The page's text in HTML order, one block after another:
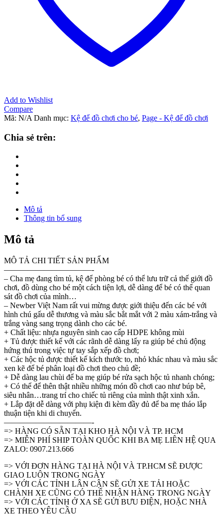
Add to Wishlist
Compare
Mã: N/A Danh mục: Kệ để đồ chơi cho bé, Page - Kệ để đồ chơi
Chia sẻ trên:
Mô tả
Thông tin bổ sung
Mô tả
MÔ TẢ CHI TIẾT SẢN PHẨM
———————————-
– Cha mẹ đang tìm tủ, kệ để phòng bé có thể lưu trữ cả thế giới đồ
chơi, đồ dùng cho bé một cách tiện lợi, dễ dàng để bé có thể quan
sát đồ chơi của mình…
– Newber Việt Nam rất vui mừng được giới thiệu đến các bé với
hình chú gấu dễ thương và màu sắc bắt mắt với 2 màu xám-trắng và
trắng vàng sang trọng dành cho các bé.
+ Chất liệu: nhựa nguyên sinh cao cấp HDPE không mùi
+ Tủ được thiết kế với các rãnh dễ dàng lấy ra giúp bé chủ động
hứng thú trong việc tự tay sắp xếp đồ chơi;
+ Các hộc tủ được thiết kế kích thước to, nhỏ khác nhau và màu sắc
xen kẽ để bé phân loại đồ chơi theo chủ đề;
+ Dễ dàng lau chùi để ba mẹ giúp bé rửa sạch hộc tủ nhanh chóng;
+ Có thể để thên thật nhiều những món đồ chơi cao như búp bê,
siêu nhân…trang trí cho chiếc tủ riêng của mình thật xinh xắn.
+ Lắp đặt dễ dàng với phụ kiện đi kèm đầy đủ để ba mẹ tháo lắp
thuận tiện khi di chuyển.
———————————-
=> HÀNG CÓ SẴN TẠI KHO HÀ NỘI VÀ TP. HCM
=> MIỄN PHÍ SHIP TOÀN QUỐC KHI BA MẸ LIÊN HỆ QUA
ZALO: 0907.213.666
=> VỚI ĐƠN HÀNG TẠI HÀ NỘI VÀ TP.HCM SẼ ĐƯỢC
GIAO LUÔN TRONG NGÀY
=> VỚI CÁC TỈNH LÂN CẬN SẼ GỬI XE TẢI HOẶC
CHÀNH XE CŨNG CÓ THỂ NHẬN HÀNG TRONG NGÀY
=> VỚI CÁC TỈNH Ở XA SẼ GỬI BƯU ĐIỆN, HOẶC NHÀ
XE THEO YÊU CẦU